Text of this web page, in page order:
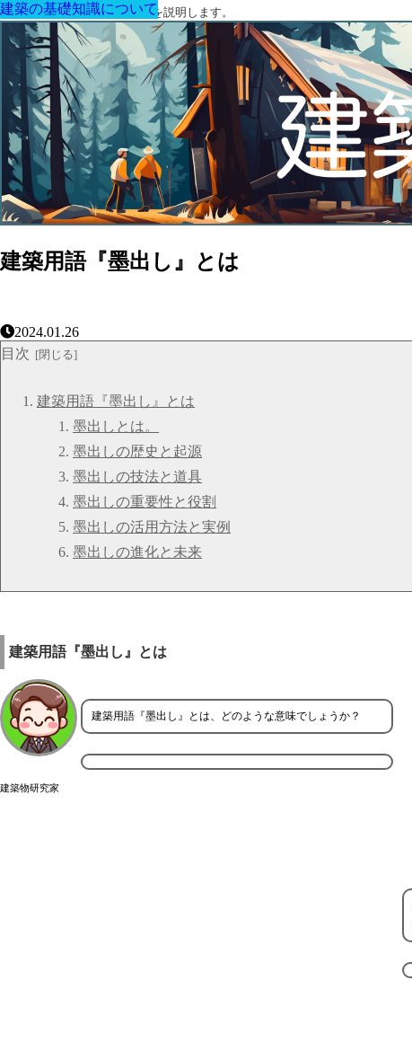
建築に関する用語と関連法令を説明します。
建築用語『墨出し』とは
建築の基礎知識について
2024.01.26
目次
建築用語『墨出し』とは
墨出しとは。
墨出しの歴史と起源
墨出しの技法と道具
墨出しの重要性と役割
墨出しの活用方法と実例
墨出しの進化と未来
建築用語『墨出し』とは
建築物研究家
建築用語『墨出し』とは、どのような意味でしょうか？
建築の基礎知識について
建築の基礎知識について
建築の基礎知識について
建築の基礎知識について
建築の基礎知識について
建築の基礎知識について